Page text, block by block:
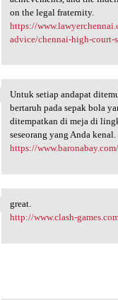
on the legal fraternity.
https://
advice/chennai-high-court-
Untuk setiap andapat
Untuk setiap andapat
bertaruh pada sepak bola
ditempatkan di meja di
seseorang yang Anda kenal.
https://www.baronabay.com/
great.
great.
http://www.clash-